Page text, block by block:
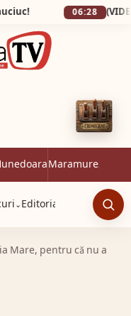
06:28
Maramureș
⌄ Editorial
Mare, pentru că nu a